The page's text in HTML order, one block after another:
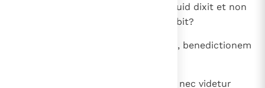
filius hominis, ut mutetur. Numquid dixit et non
faciet? Locutus est et non implebit?
Ad benedicendum adductus sum, benedictionem
Non conspicitur malum in Iacob, nec videtur